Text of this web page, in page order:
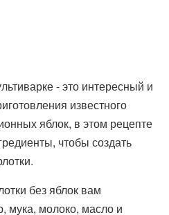
- это интересный и
известного
яблок, в этом рецепте
чтобы создать
без яблок вам
мука, молоко, масло и